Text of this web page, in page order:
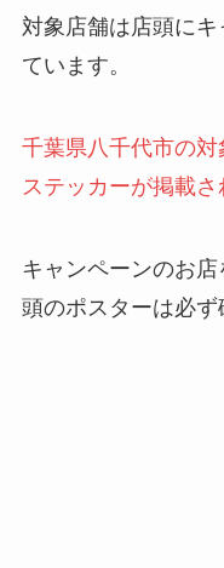
対象店舗は店頭に
ています。
千葉県八千代市の
ステッカーが掲載さ
キャンペーンのお
頭のポスターは必ず